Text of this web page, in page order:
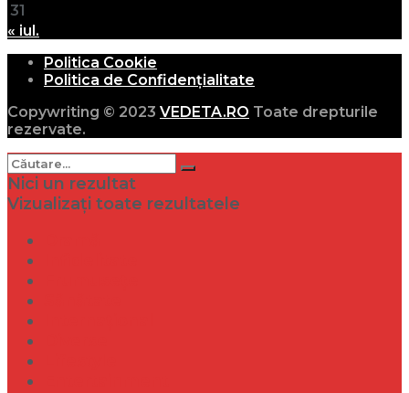
31
« iul.
Politica Cookie
Politica de Confidențialitate
Copywriting © 2023 VEDETA.RO Toate drepturile
rezervate.
Nici un rezultat
Vizualizați toate rezultatele